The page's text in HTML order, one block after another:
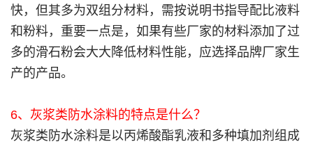
快，但其多为双组分材料，需按说明书指导配比液料
和粉料，重要一点是，如果有些厂家的材料添加了过
多的滑石粉会大大降低材料性能，应选择品牌厂家生
产的产品。
6、灰浆类防水涂料的特点是什么？
灰浆类防水涂料是以丙烯酸酯乳液和多种填加剂组成